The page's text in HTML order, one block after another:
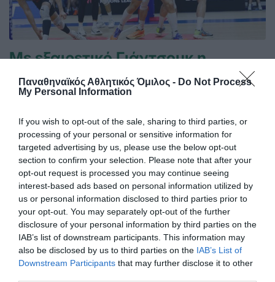
Παναθηναϊκός Αθλητικός Όμιλος - Do Not Process
My Personal Information
If you wish to opt-out of the sale, sharing to third parties, or
processing of your personal or sensitive information for
targeted advertising by us, please use the below opt-out
section to confirm your selection. Please note that after your
opt-out request is processed you may continue seeing
interest-based ads based on personal information utilized by
us or personal information disclosed to third parties prior to
your opt-out. You may separately opt-out of the further
disclosure of your personal information by third parties on the
IAB’s list of downstream participants. This information may
also be disclosed by us to third parties on the IAB’s List of
Downstream Participants that may further disclose it to other
Με εξαιρετικό Γιάντσουκ η
Ουκρανία
Η Ουκρανία νίκησε τη Γερμανία για το VNL, σε ένα ματς
19.07.2026 ΒΟΛΕΪ ΑΝΔΡΩΝ